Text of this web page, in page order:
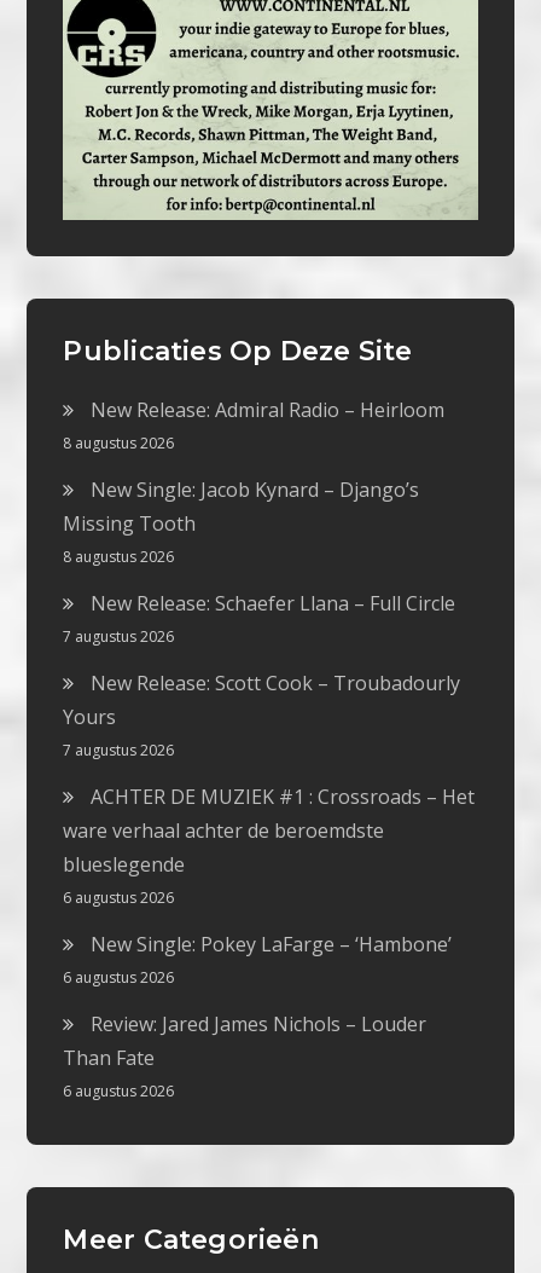
Publicaties Op Deze Site
New Release: Admiral Radio – Heirloom
8 augustus 2026
New Single: Jacob Kynard – Django’s
Missing Tooth
8 augustus 2026
New Release: Schaefer Llana – Full Circle
7 augustus 2026
New Release: Scott Cook – Troubadourly
Yours
7 augustus 2026
ACHTER DE MUZIEK #1 : Crossroads – Het
ware verhaal achter de beroemdste
blueslegende
6 augustus 2026
New Single: Pokey LaFarge – ‘Hambone’
6 augustus 2026
Review: Jared James Nichols – Louder
Than Fate
6 augustus 2026
Meer Categorieën